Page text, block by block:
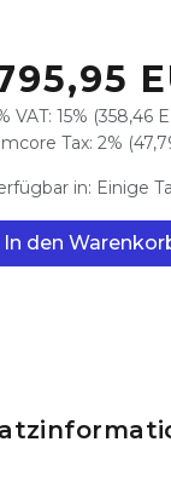
VAT: 15% (358,46
Tax: 2%
in: Einige
In den